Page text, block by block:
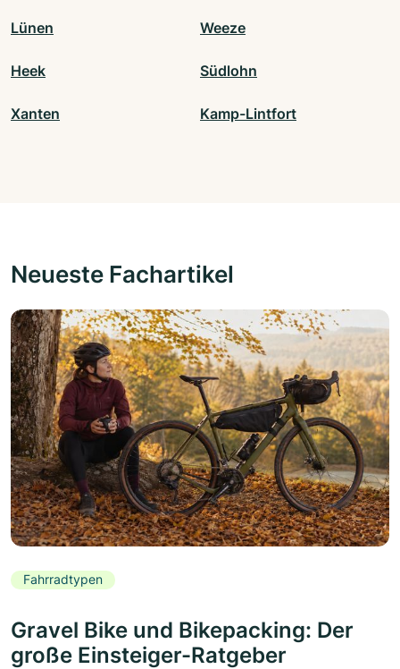
Lünen Weeze
Heek Südlohn
Xanten Kamp-Lintfort
Neueste Fachartikel
Fahrradtypen
Gravel Bike und Bikepacking: Der
große Einsteiger-Ratgeber